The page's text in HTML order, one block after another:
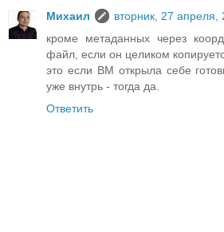
Михаил
вторник, 27 апреля,
кроме метаданных через
файл, если он целиком
это если ВМ открыла себе
уже внутрь - тогда да.
Ответить